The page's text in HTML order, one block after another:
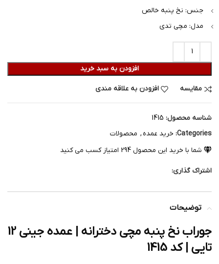
جنس: نخ پنبه خالص
مدل: مچی تدی
افزودن به سبد خرید
مقایسه افزودن به علاقه مندی
شناسه محصول: 1415
Categories: خرید عمده, محصولات
شما با خرید این محصول 294 امتیاز کسب می کنید
اشتراک گذاری:
توضیحات
جوراب نخ پنبه مچی دخترانه | عمده جینی 12
تایی | کد 1415